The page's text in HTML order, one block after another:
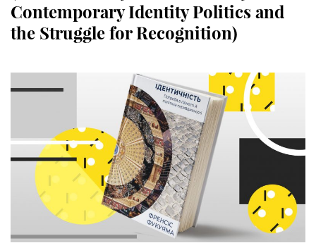
Contemporary Identity Politics and
the Struggle for Recognition)